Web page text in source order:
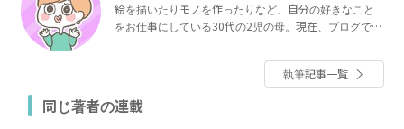
絵を描いたりモノを作ったりなど、自分の好きなこと
をお仕事にしている30代の2児の母。現在、ブログでゆ
執筆記事一覧
同じ著者の連載